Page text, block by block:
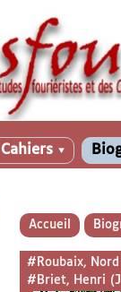
Cahiers ▼
Accueil
#Roubaix, Nord
#Briet, Henri